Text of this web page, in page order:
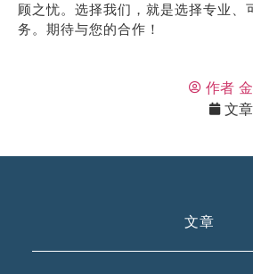
顾之忧。选择我们，就是选择专业、
务。期待与您的合作！
作者
文
文章